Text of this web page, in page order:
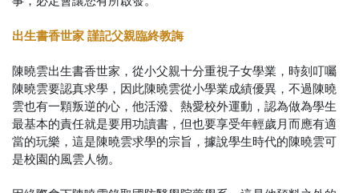
出生書香世家 謹記父親臨終教誨
陳曉雲出生書香世家，從小父親十分重視子女學業，時刻叮囑
陳曉雲要認真求學，因此陳曉雲從小學業成績優異，不過陳曉
雲也有一顆叛逆的心，他活潑、熱愛校外運動，認為做為學生
最基本的責任就是要用功讀書，但也要享受年輕歲月而應有適
當的玩樂，這是陳曉雲求學的宗旨，據說學生時代的陳曉雲可
是校園的風雲人物。